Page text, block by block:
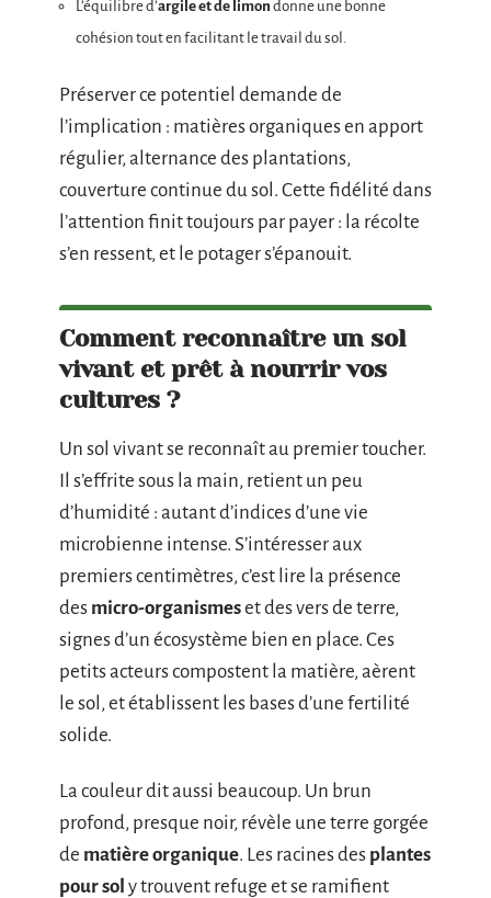
L’équilibre d’argile et de limon donne une bonne
cohésion tout en facilitant le travail du sol.
Préserver ce potentiel demande de
l’implication : matières organiques en apport
régulier, alternance des plantations,
couverture continue du sol. Cette fidélité dans
l’attention finit toujours par payer : la récolte
s’en ressent, et le potager s’épanouit.
Comment reconnaître un sol
vivant et prêt à nourrir vos
cultures ?
Un sol vivant se reconnaît au premier toucher.
Il s’effrite sous la main, retient un peu
d’humidité : autant d’indices d’une vie
microbienne intense. S’intéresser aux
premiers centimètres, c’est lire la présence
des micro-organismeset des vers de terre,
signes d’un écosystème bien en place. Ces
petits acteurs compostent la matière, aèrent
le sol, et établissent les bases d’une fertilité
solide.
La couleur dit aussi beaucoup. Un brun
profond, presque noir, révèle une terre gorgée
de matière organique. Les racines des plantes
pour sol y trouvent refuge et se ramifient